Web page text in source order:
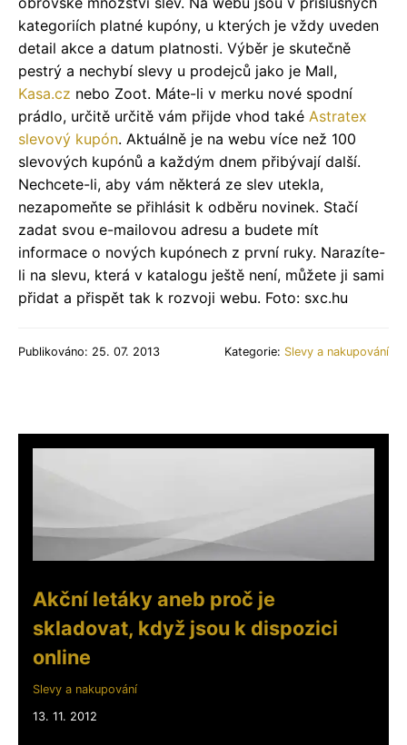
kategoriích platné kupóny, u kterých je vždy uveden
detail akce a datum platnosti. Výběr je skutečně
pestrý a nechybí slevy u prodejců jako je Mall,
Kasa.cz nebo Zoot. Máte-li v merku nové spodní
prádlo, určitě určitě vám přijde vhod také Astratex
slevový kupón. Aktuálně je na webu více než 100
slevových kupónů a každým dnem přibývají další.
Nechcete-li, aby vám některá ze slev utekla,
nezapomeňte se přihlásit k odběru novinek. Stačí
zadat svou e-mailovou adresu a budete mít
informace o nových kupónech z první ruky. Narazíte-
li na slevu, která v katalogu ještě není, můžete ji sami
přidat a přispět tak k rozvoji webu. Foto: sxc.hu
Publikováno: 25. 07. 2013 Kategorie: Slevy a nakupování
Akční letáky aneb proč je
skladovat, když jsou k dispozici
online
Slevy a nakupování
13. 11. 2012